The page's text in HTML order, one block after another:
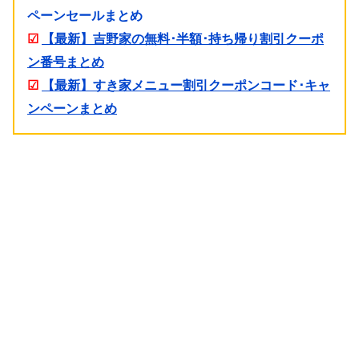
ペーンセールまとめ
☑
【最新】吉野家の無料･半額･持ち帰り割引クーポ
ン番号まとめ
☑
【最新】すき家メニュー割引クーポンコード･キャ
ンペーンまとめ